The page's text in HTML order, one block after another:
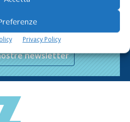
Privacy Policy
sul mondo
newsletter